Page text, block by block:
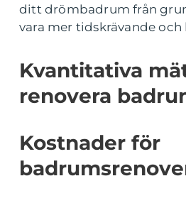
ditt drömbadrum från
vara mer tidskrävande och
Kvantitativa
renovera
Kostnader för